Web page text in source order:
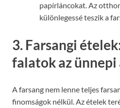
papírláncokat. Az
különlegessé teszik a
3. Farsangi
falatok az ünnepi
A farsang nem lenne teljes
finomságok nélkül. Az ételek